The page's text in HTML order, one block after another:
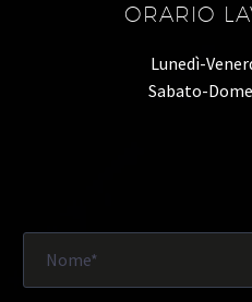
ORARIO
Lunedì-
Sabato-